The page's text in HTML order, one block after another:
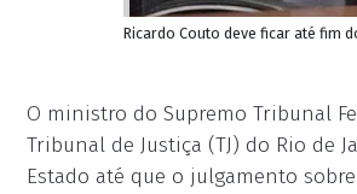
Ricardo Couto deve ficar até fim
O ministro do Supremo Tribunal
Tribunal de Justiça (TJ) do Rio de
Estado até que o julgamento